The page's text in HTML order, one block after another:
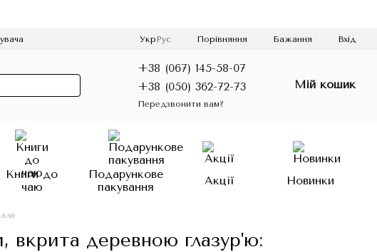
Укр Рус Порівняння Бажання Вхід
+38 (067) 145-58-07
+38 (050) 362-72-73
Передзвонити вам?
Мій кошик
Книги до
чаю
Подарункове
пакування
Акції Новинки
вкрита деревною глазур'ю: